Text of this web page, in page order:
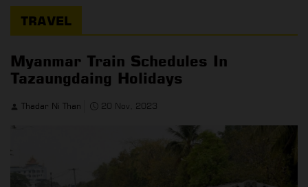
TRAVEL
Myanmar Train Schedules In
Tazaungdaing Holidays
Thadar Ni Than 20 Nov, 2023